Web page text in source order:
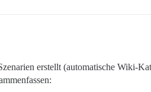
erstellt (automatische Wiki-